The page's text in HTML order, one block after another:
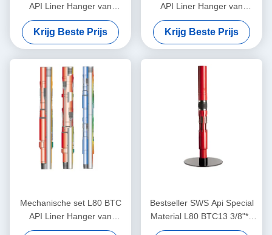
API Liner Hanger van
speciaal materiaal voor olie-
en gasvelden
Krijg Beste Prijs
API Liner Hanger van
speciaal materiaal voor olie-
en gasvelden
Krijg Beste Prijs
Mechanische set L80 BTC
API Liner Hanger van
speciaal materiaal voor olie-
Bestseller SWS Api Special
Material L80 BTC13 3/8"*7
5/8" Liner Hanger met